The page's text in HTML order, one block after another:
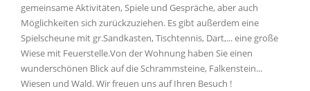
gemeinsame Aktivitäten, Spiele und Gespräche, aber auch
Möglichkeiten sich zurückzuziehen. Es gibt außerdem eine
Spielscheune mit gr.Sandkasten, Tischtennis, Dart,... eine große
Wiese mit Feuerstelle.Von der Wohnung haben Sie einen
wunderschönen Blick auf die Schrammsteine, Falkenstein...
Wiesen und Wald. Wir freuen uns auf Ihren Besuch !